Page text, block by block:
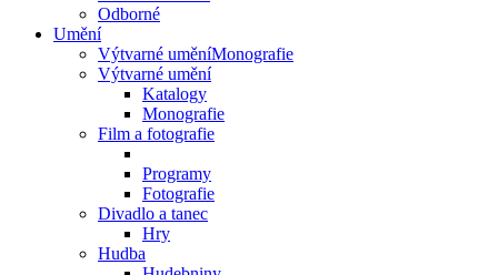
Odborné
Umění
Výtvarné uměníMonografie
Výtvarné umění
Katalogy
Monografie
Film a fotografie
Programy
Fotografie
Divadlo a tanec
Hry
Hudba